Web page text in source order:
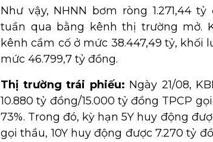
Như vậy, NHNN bơm ròng 1.271,44
tuần qua bằng kênh thị trường mở.
kênh cầm cố ở mức 38.447,49 tỷ,
mức 46.799,7 tỷ đồng.
Thị trường trái phiếu: Ngày 21/08,
10.880 tỷ đồng/15.000 tỷ đồng TPCP
73%. Trong đó, kỳ hạn 5Y huy động
gọi thầu, 10Y huy động được 7.270 tỷ